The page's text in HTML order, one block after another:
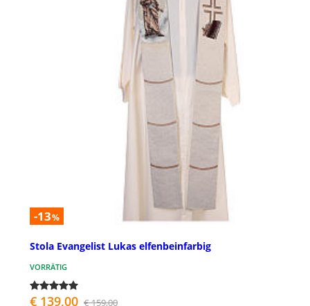
-13%
Stola Evangelist Lukas elfenbeinfarbig
VORRÄTIG
€ 139,00 € 159,00